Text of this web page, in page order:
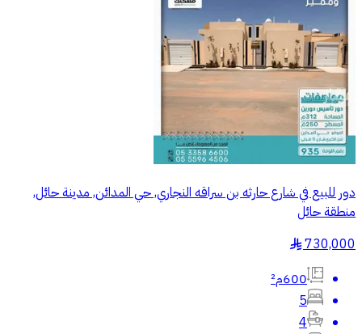
دور للبيع في شارع حارثه بن سراقه النجاري, حي المدائن, مدينة حائل,
منطقة حائل
730,000
§
600م²
5
4